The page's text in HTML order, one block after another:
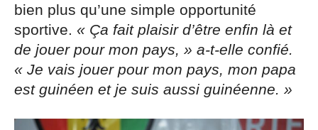
bien plus qu’une simple opportunité
sportive. « Ça fait plaisir d’être enfin là et
de jouer pour mon pays, » a-t-elle confié.
« Je vais jouer pour mon pays, mon papa
est guinéen et je suis aussi guinéenne. »